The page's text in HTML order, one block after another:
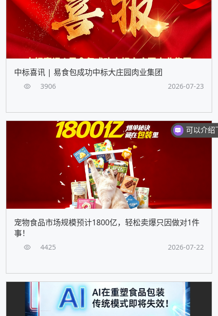
中标喜讯 | 易食包成功中标大庄园肉业集团
3906 2026-07-23
宠物食品市场规模预计1800亿，轻松卖爆只因做对1件
事！
4425 2026-07-22